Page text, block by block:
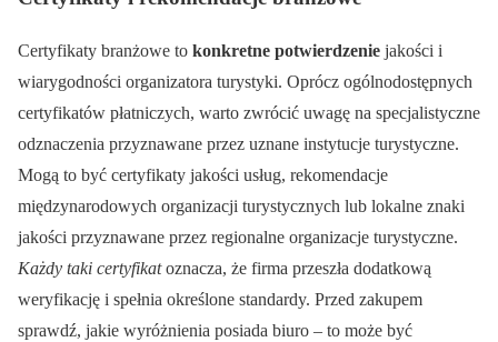
Certyfikaty branżowe to konkretne potwierdzenie jakości i
wiarygodności organizatora turystyki. Oprócz ogólnodostępnych
certyfikatów płatniczych, warto zwrócić uwagę na specjalistyczne
odznaczenia przyznawane przez uznane instytucje turystyczne.
Mogą to być certyfikaty jakości usług, rekomendacje
międzynarodowych organizacji turystycznych lub lokalne znaki
jakości przyznawane przez regionalne organizacje turystyczne.
Każdy taki certyfikatoznacza, że firma przeszła dodatkową
weryfikację i spełnia określone standardy. Przed zakupem
sprawdź, jakie wyróżnienia posiada biuro – to może być